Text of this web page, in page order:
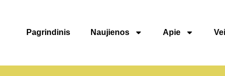
Pagrindinis Naujienos Apie